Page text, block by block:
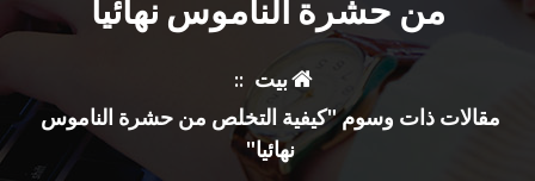
من حشرة الناموس نهائيا
بيت ::
مقالات ذات وسوم "كيفية التخلص من حشرة الناموس
نهائيا"